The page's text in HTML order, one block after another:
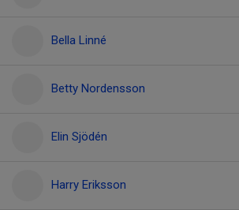
Bella Linné
Betty Nordensson
Elin Sjödén
Harry Eriksson